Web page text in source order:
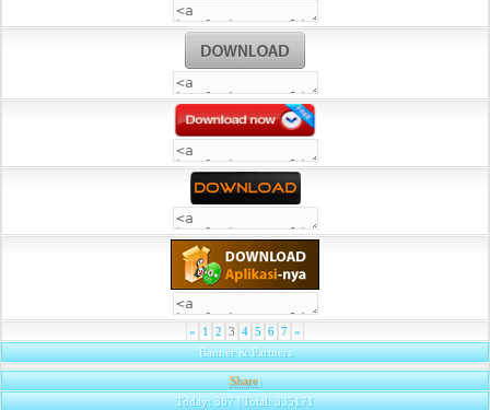
« 1 2 3 4 5 6 7 »
Banner & Partners
Share|
Today: 367 | Total: 335171